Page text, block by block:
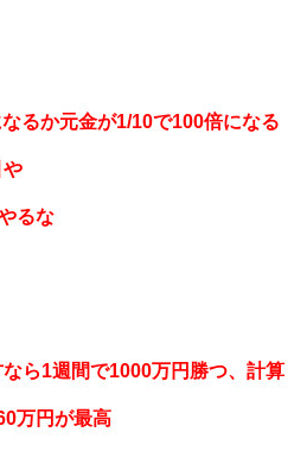
るか元金が1/10で100倍になる
や
るな
ら1週間で1000万円勝つ、計算
万円が最高